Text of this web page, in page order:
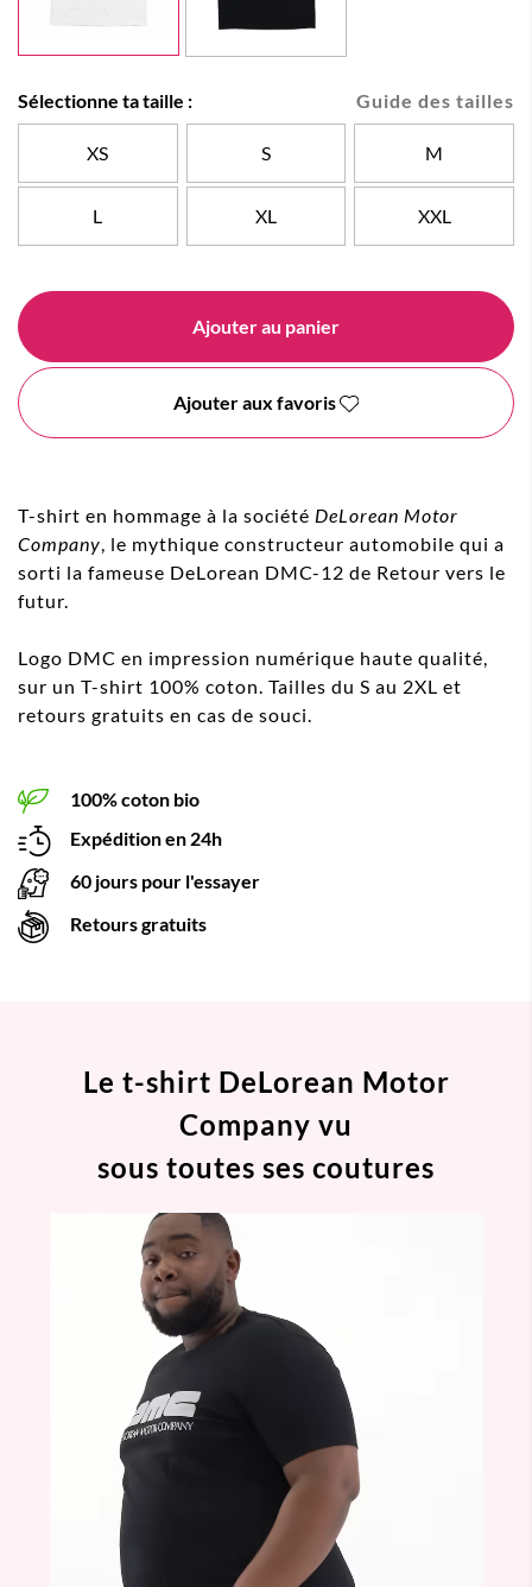
Guide des tailles
Sélectionne ta taille :
XS S M
L XL XXL
Ajouter au panier
Ajouter aux favoris
T-shirt en hommage à la société DeLorean Motor
Company , le mythique constructeur automobile qui a
sorti la fameuse DeLorean DMC-12 de Retour vers le
futur.
Logo DMC en impression numérique haute qualité,
sur un T-shirt 100% coton. Tailles du S au 2XL et
retours gratuits en cas de souci.
100% coton bio
Expédition en 24h
60 jours pour l'essayer
Retours gratuits
Le t-shirt DeLorean Motor
Company vu
sous toutes ses coutures